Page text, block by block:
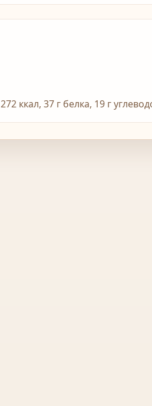
ккал, 37 г белка, 19 г